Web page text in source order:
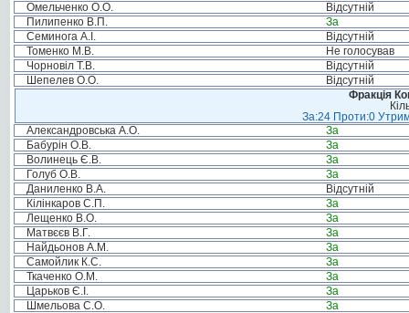
Омельченко О.О.
Відсутній
Пилипенко В.П.
За
Семинога А.І.
Відсутній
Томенко М.В.
Не голосував
Чорновіл Т.В.
Відсутній
Шепелев О.О.
Відсутній
Фракція
За:24 Проти:0
Александровська А.О.
За
Бабурін О.В.
За
Волинець Є.В.
За
Голуб О.В.
За
Даниленко В.А.
Відсутній
Кілінкаров С.П.
За
Лещенко В.О.
За
Матвєєв В.Г.
За
Найдьонов А.М.
За
Самойлик К.С.
За
Ткаченко О.М.
За
Царьков Є.І.
За
Шмельова С.О.
За